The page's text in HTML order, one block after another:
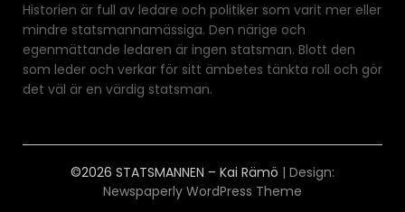
Historien är full av ledare och politiker som varit mer eller
mindre statsmannamässiga. Den närige och
egenmättande ledaren är ingen statsman. Blott den
som leder och verkar för sitt ämbetes tänkta roll och gör
det väl är en värdig statsman.
©2026 STATSMANNEN – Kai Rämö | Design:
Newspaperly WordPress Theme